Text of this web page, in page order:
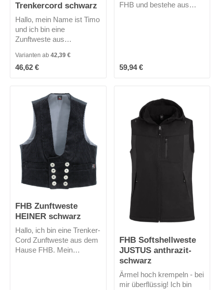
Trenkercord schwarz
Hallo, mein Name ist Timo
und ich bin eine
Zunftweste aus
Schließung ist traditionell
2-reihig und ich besitze
einen Schalkragen.
Varianten ab 42,39 €
Regulärer Preis:
46,62 €
FHB und bestehe aus
habe keine Kapuze.
Regulärer Preis:
59,94 €
FHB Zunftweste
HEINER schwarz
Hallo, ich bin eine Trenker-
Cord Zunftweste aus dem
Hause FHB. Mein
FHB Softshellweste
JUSTUS anthrazit-
schwarz
Ärmel hoch krempeln - bei
mir überflüssig! Ich bin